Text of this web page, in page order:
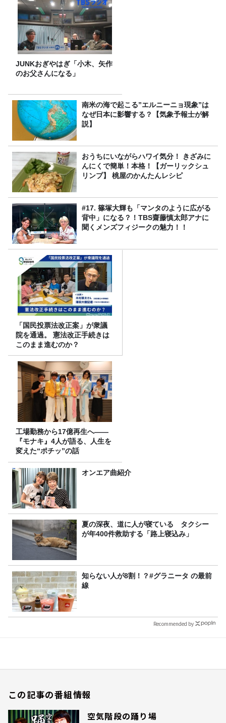
JUNKおぎやはぎ「小木、矢作
のお父さんになる」
南米の海で起こる”エルニーニョ現象”は
なぜ日本に影響する？【気象予報士が解
説】
おうちにいながらハワイ気分！ きざみに
んにくで簡単！本格！【ガーリックシュ
リンプ】 桃屋のかんたんレシピ
#17. 篠塚大輝も「マンタのように広がる
背中」になる？！TBS齋藤慎太郎アナに
聞くメンズフィジークの魅力！！
「国民投票法改正案」が衆議
院を通過。 憲法改正手続きは
このまま進むのか？
工場勤務から17億再生へ——
『モナキ』4人が語る、人生を
変えた“ポチッ”の話
オンエア曲紹介
夏の深夜、道に人が寝ている タクシー
が年400件救助する「路上寝込み」
知らない人が8割！？#グラニータ の最前
線
Recommended by
この記事の番組情報
空気階段の踊り場